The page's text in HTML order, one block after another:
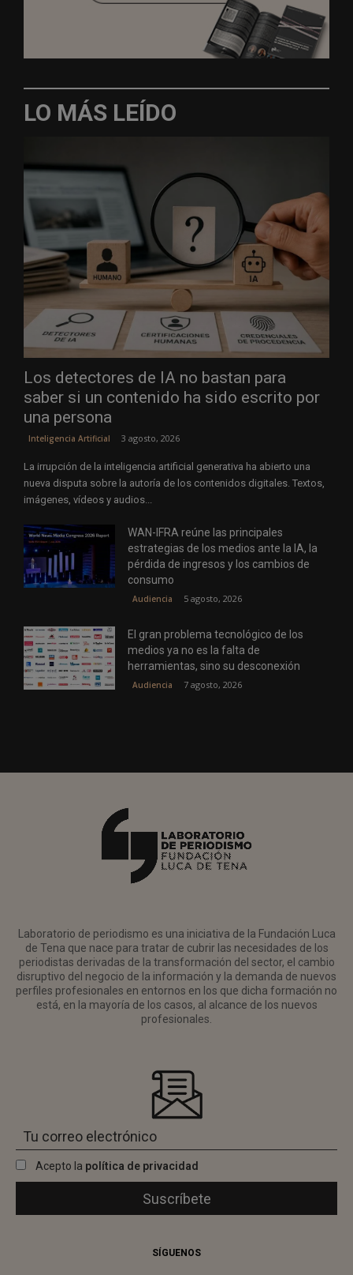
LO MÁS LEÍDO
Los detectores de IA no bastan para
saber si un contenido ha sido escrito por
una persona
Inteligencia Artificial 3 agosto, 2026
La irrupción de la inteligencia artificial generativa ha abierto una
nueva disputa sobre la autoría de los contenidos digitales. Textos,
imágenes, vídeos y audios...
WAN-IFRA reúne las principales
estrategias de los medios ante la IA, la
pérdida de ingresos y los cambios de
consumo
Audiencia 5 agosto, 2026
El gran problema tecnológico de los
medios ya no es la falta de
herramientas, sino su desconexión
Audiencia 7 agosto, 2026
Laboratorio de periodismo es una iniciativa de la Fundación Luca
de Tena que nace para tratar de cubrir las necesidades de los
periodistas derivadas de la transformación del sector, el cambio
disruptivo del negocio de la información y la demanda de nuevos
perfiles profesionales en entornos en los que dicha formación no
está, en la mayoría de los casos, al alcance de los nuevos
profesionales.
Acepto la política de privacidad
SÍGUENOS